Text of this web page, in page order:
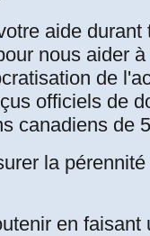
des
pp.
et
Saillant
aide durant
nous aider
de
officiels de
canadiens de
la
en faisant